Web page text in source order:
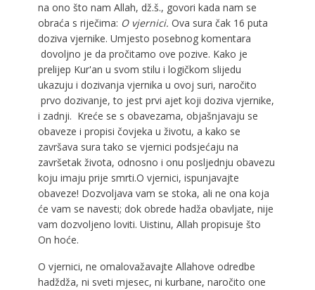
na ono što nam Allah, dž.š., govori kada nam se
obraća s riječima: O vjernici. Ova sura čak 16 puta
doziva vjernike. Umjesto posebnog komentara
dovoljno je da pročitamo ove pozive. Kako je
prelijep Kur'an u svom stilu i logičkom slijedu
ukazuju i dozivanja vjernika u ovoj suri, naročito
prvo dozivanje, to jest prvi ajet koji doziva vjernike,
i zadnji. Kreće se s obavezama, objašnjavaju se
obaveze i propisi čovjeka u životu, a kako se
završava sura tako se vjernici podsjećaju na
završetak života, odnosno i onu posljednju obavezu
koju imaju prije smrti.O vjernici, ispunjavajte
obaveze! Dozvoljava vam se stoka, ali ne ona koja
će vam se navesti; dok obrede hadža obavljate, nije
vam dozvoljeno loviti. Uistinu, Allah propisuje što
On hoće.
O vjernici, ne omalovažavajte Allahove odredbe
hadždža, ni sveti mjesec, ni kurbane, naročito one